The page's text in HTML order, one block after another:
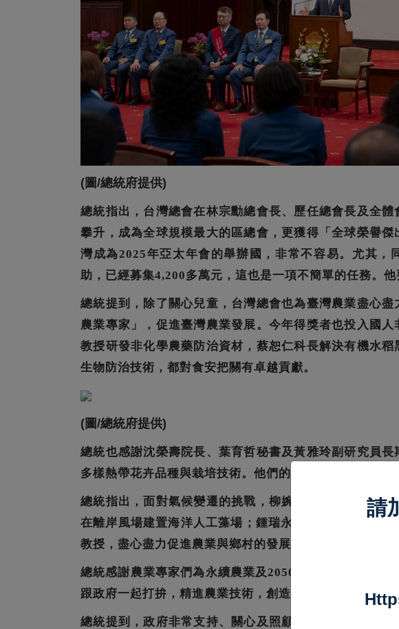
(圖/總統府提供)
總統指出，台灣總會在林宗勳總會長、歷任總會長及全
攀升，成為全球規模最大的區總會，更獲得「全球榮譽
灣成為2025年亞太年會的舉辦國，非常不容易。尤其，
助，已經募集4,200多萬元，這也是一項不簡單的任務。他
總統提到，除了關心兒童，台灣總會也為臺灣農業盡心
農業專家」，促進臺灣農業發展。今年得獎者也投入國
教授研發非化學農藥防治資材，蔡恕仁科長解決有機水
生物防治技術，都對食安把關有卓越貢獻。
(圖/總統府提供)
總統也感謝沈榮壽院長、葉育哲秘書及黃雅玲副研究員
多樣熱帶花卉品種與栽培技術。他們的辛苦付出讓臺灣的
總統指出，面對氣候變遷的挑戰，柳婉郁教授長期致力於
在離岸風場建置海洋人工藻場；鍾瑞永科長投入開發農業
教授，盡心盡力促進農業與鄉村的發展。
總統感謝農業專家們為永續農業及2050淨零轉型所做的努
跟政府一起打拚，精進農業技術，創造臺灣農業的新價值
總統提到，政府非常支持、關心及照顧農民。上週，凱米
請